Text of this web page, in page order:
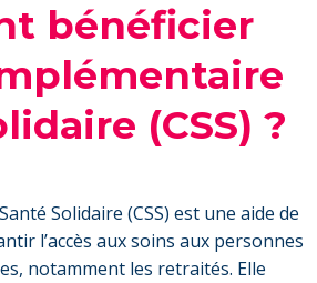
bénéficier
(CSS) ?
Solidaire (CSS) est une aide de
l’accès aux soins aux personnes
notamment les retraités. Elle